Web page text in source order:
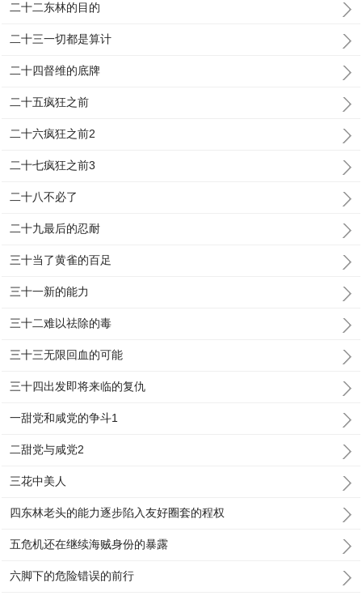
二十二东林的目的
二十三一切都是算计
二十四督维的底牌
二十五疯狂之前
二十六疯狂之前2
二十七疯狂之前3
二十八不必了
二十九最后的忍耐
三十当了黄雀的百足
三十一新的能力
三十二难以祛除的毒
三十三无限回血的可能
三十四出发即将来临的复仇
一甜党和咸党的争斗1
二甜党与咸党2
三花中美人
四东林老头的能力逐步陷入友好圈套的程权
五危机还在继续海贼身份的暴露
六脚下的危险错误的前行